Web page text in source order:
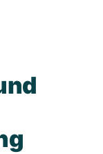
nd
g